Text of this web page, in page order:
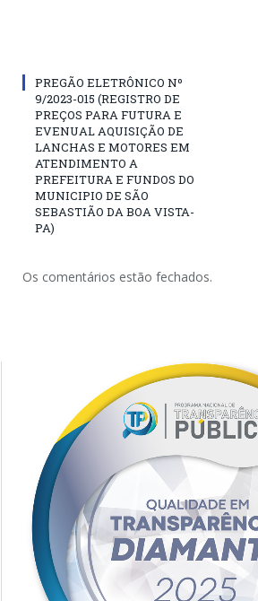
PREGÃO ELETRÔNICO Nº
9/2023-015 (REGISTRO DE
PREÇOS PARA FUTURA E
EVENUAL AQUISIÇÃO DE
LANCHAS E MOTORES EM
ATENDIMENTO A
PREFEITURA E FUNDOS DO
MUNICIPIO DE SÃO
SEBASTIÃO DA BOA VISTA-
PA)
Os comentários estão fechados.